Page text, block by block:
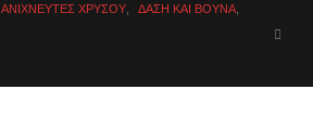
ΑΝΙΧΝΕΥΤΈΣ ΧΡΥΣΟΎ ΔΆΣΗ ΚΑΙ ΒΟΥΝΆ